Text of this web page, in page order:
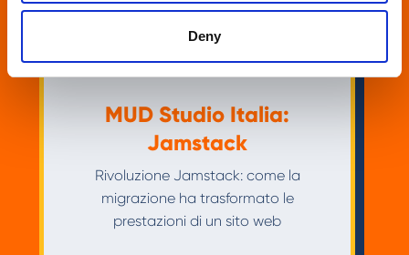
Deny
MUD Studio Italia:
Jamstack
Rivoluzione Jamstack: come la
migrazione ha trasformato le
prestazioni di un sito web